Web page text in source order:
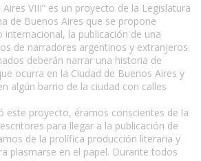
VIII” es un proyecto de la Legislatura
de Buenos Aires que se propone
internacional, la publicación de una
de narradores argentinos y extranjeros.
deberán narrar una historia de
ocurra en la Ciudad de Buenos Aires y
algún barrio de la ciudad con calles
este proyecto, éramos conscientes de la
para llegar a la publicación de
de la prolífica producción literaria y
plasmarse en el papel. Durante todos